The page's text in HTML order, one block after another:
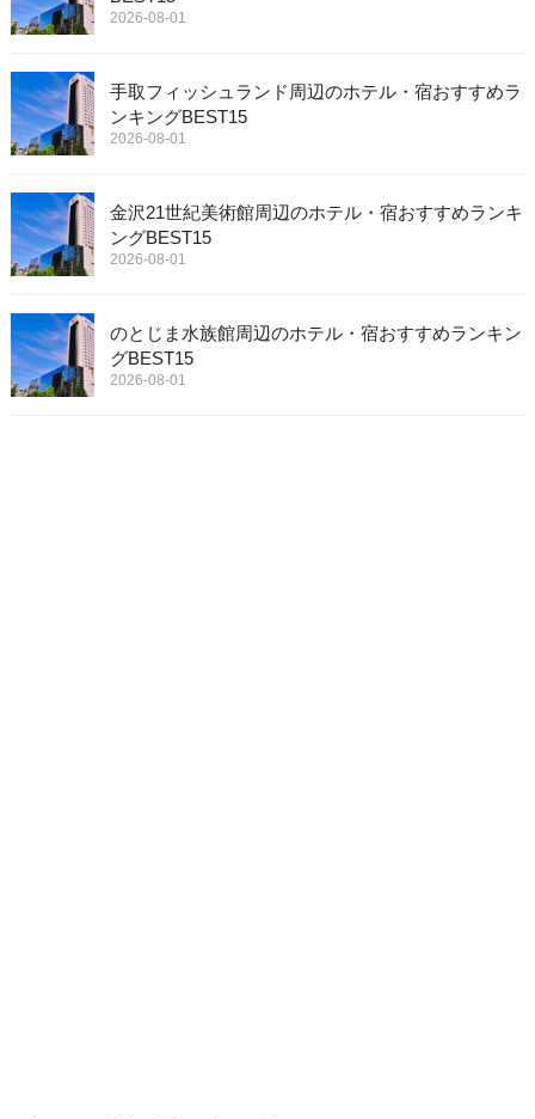
2026-08-01
手取フィッシュランド周辺のホテル・宿おすすめラ
ンキングBEST15
2026-08-01
金沢21世紀美術館周辺のホテル・宿おすすめランキ
ングBEST15
2026-08-01
のとじま水族館周辺のホテル・宿おすすめランキン
グBEST15
2026-08-01